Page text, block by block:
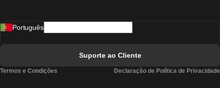
Português
Suporte ao Cliente
Termos e Condições Declaração de Política de Privacidade